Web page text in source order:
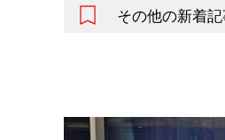
その他の新着